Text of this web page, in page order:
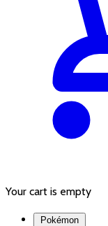
Your cart is empty
Pokémon